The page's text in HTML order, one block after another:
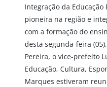
Integração da
pioneira na região e
com a formação do
desta segunda-feira
Pereira, o vice-prefeito
Educação, Cultura,
Marques estiveram